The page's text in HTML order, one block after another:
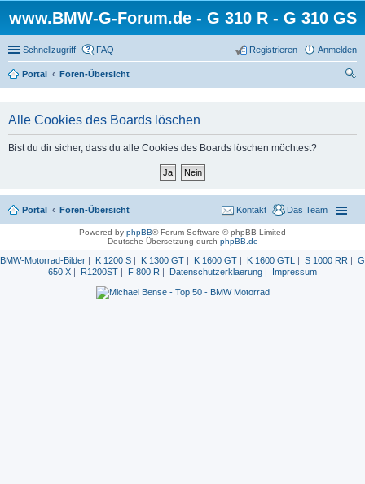
www.BMW-G-Forum.de - G 310 R - G 310 GS
Schnellzugriff FAQ Anmelden
Registrieren
Portal
Foren-Übersicht
Alle Cookies des Boards löschen
Bist du dir sicher, dass du alle Cookies des Boards löschen möchtest?
Portal Foren-Übersicht Das Team
Kontakt
Powered by phpBB® Forum Software © phpBB Limited
Deutsche Übersetzung durch phpBB.de
BMW-Motorrad-Bilder | K 1200 S | K 1300 GT | K 1600 GT | K 1600 GTL | S 1000 RR | G
650 X | R1200ST | F 800 R | Datenschutzerklaerung | Impressum